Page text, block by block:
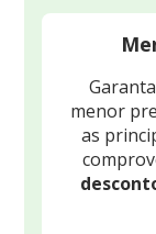
menor
as